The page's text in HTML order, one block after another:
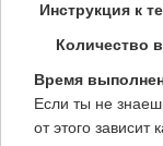
Инструкция к
Количество
Время
Если ты не
от этого зависит